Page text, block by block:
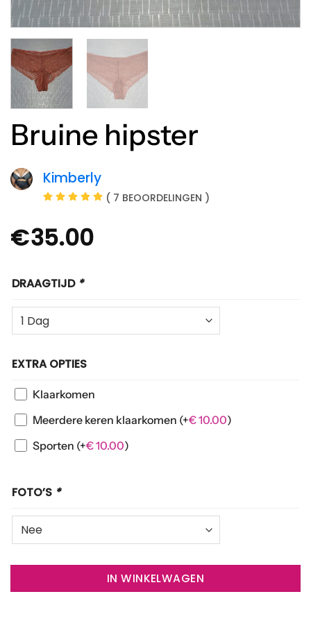
Bruine hipster
Kimberly
( 7 BEOORDELINGEN )
€35.00
DRAAGTIJD *
EXTRA OPTIES
Klaarkomen
Meerdere keren klaarkomen (+€10.00)
Sporten (+€10.00)
FOTO’S *
IN WINKELWAGEN